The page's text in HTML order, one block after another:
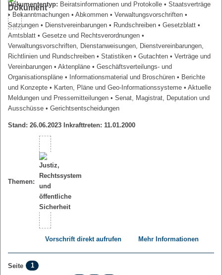
Dokumententyp: Beiratsinformationen und Protokolle • Staatsverträge
• Bekanntmachungen • Abkommen • Verwaltungsvorschriften •
Satzungen • Dienstvereinbarungen • Rundschreiben • Gesetzblatt •
Amtsblatt • Gesetze und Rechtsverordnungen •
Verwaltungsvorschriften, Dienstanweisungen, Dienstvereinbarungen,
Richtlinien und Rundschreiben • Statistiken • Gutachten • Verträge und
Vereinbarungen • Aktenpläne • Geschäftsverteilungs- und
Organisationspläne • Informationsmaterial und Broschüren • Berichte
und Konzepte • Karten, Pläne und Geo-Informationssysteme • Aktuelle
Meldungen und Pressemitteilungen • Senat, Magistrat, Deputation und
Ausschüsse • Gerichtsentscheidungen
Stand: 26.06.2023 Inkrafttreten: 11.01.2000
Themen:
Vorschrift direkt aufrufen Mehr Informationen
Seite
1